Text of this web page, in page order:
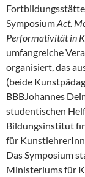
Fortbildungsstätte
SymposiumAct.
Performativität in
umfangreiche
organisiert, das
(beide
BBBJohannes
studentischen
Bildungsinstitut
für
Das Symposium
Ministeriums für